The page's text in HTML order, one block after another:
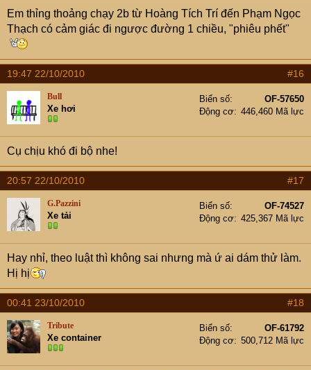
Em thỉng thoảng chạy 2b từ Hoàng Tích Trí đến Phạm Ngọc
Thạch có cảm giác đi ngược đường 1 chiều, "phiêu phết"
19:47 22/10/2010 #16
Bull
Xe hơi
Biển số
OF-57650
Động cơ
446,460 Mã lực
Cụ chịu khó đi bộ nhe!
20:57 22/10/2010 #17
G.Pazzini
Xe tải
Biển số
OF-74527
Động cơ
425,367 Mã lực
Hay nhỉ, theo luật thì không sai nhưng mà ứ ai dám thử làm.
Hị hị
00:41 23/10/2010 #18
Tribute
Xe container
Biển số
OF-61792
Động cơ
500,712 Mã lực